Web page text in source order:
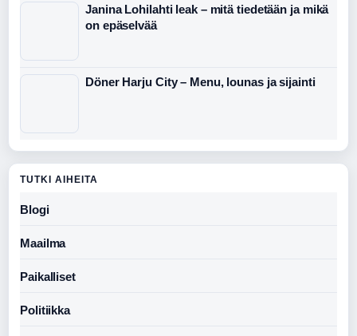
Janina Lohilahti leak – mitä tiedetään ja mikä
on epäselvää
Döner Harju City – Menu, lounas ja sijainti
TUTKI AIHEITA
Blogi
Maailma
Paikalliset
Politiikka